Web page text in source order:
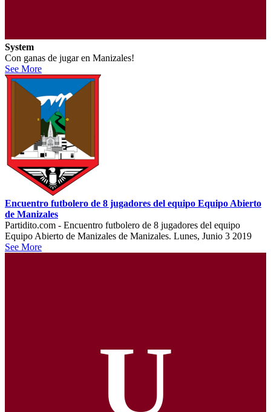
System
Con ganas de jugar en Manizales!
See More
Encuentro futbolero de 8 jugadores del equipo Equipo Abierto
de Manizales
Partidito.com - Encuentro futbolero de 8 jugadores del equipo
Equipo Abierto de Manizales de Manizales. Lunes, Junio 3 2019
See More
U